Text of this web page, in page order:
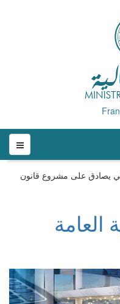
يصادق على مشروع قانون
العامة